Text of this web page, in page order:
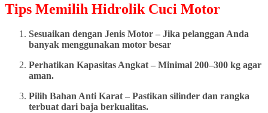
Tips Memilih Hidrolik Cuci Motor
Sesuaikan dengan Jenis Motor – Jika pelanggan Anda
banyak menggunakan motor besar
Perhatikan Kapasitas Angkat – Minimal 200–300 kg agar
aman.
Pilih Bahan Anti Karat – Pastikan silinder dan rangka
terbuat dari baja berkualitas.